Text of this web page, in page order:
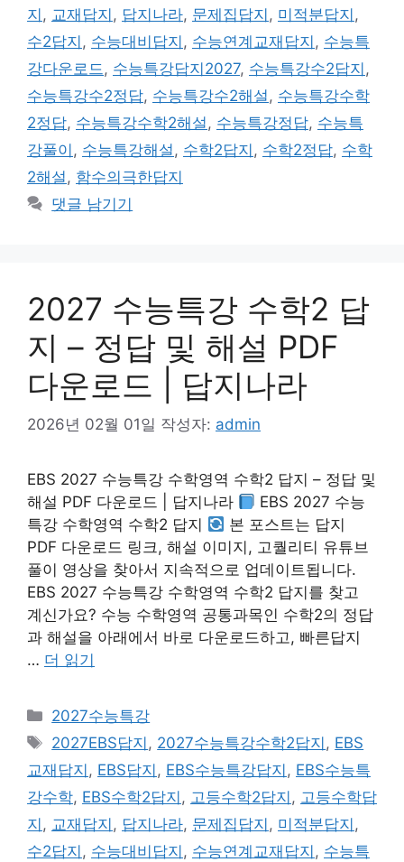
지 , 교재답지 , 답지나라, 문제집답지 , 미적분답지 ,
수2답지 , 수능대비답지 , 수능연계교재답지 , 수능특
강다운로드 , 수능특강답지2027, 수능특강수2답지 ,
수능특강수2정답, 수능특강수2해설 , 수능특강수학
2정답, 수능특강수학2해설 , 수능특강정답, 수능특
강풀이 , 수능특강해설 , 수학2답지 , 수학2정답, 수학
2해설 , 함수의극한답지
댓글 남기기
2027 수능특강 수학2 답
지 – 정답 및 해설 PDF
다운로드 | 답지나라
2026년 02월 01일 작성자: admin
EBS 2027 수능특강 수학영역 수학2 답지 – 정답 및
해설 PDF 다운로드 | 답지나라
EBS 2027 수능
특강 수학영역 수학2 답지
본 포스트는 답지
PDF 다운로드 링크, 해설 이미지, 고퀄리티 유튜브
풀이 영상을 찾아서 지속적으로 업데이트됩니다.
EBS 2027 수능특강 수학영역 수학2 답지를 찾고
계신가요? 수능 수학영역 공통과목인 수학2의 정답
과 해설을 아래에서 바로 다운로드하고, 빠른답지
… 더 읽기
카
테
리
2027수능특강
태
그
2027EBS답지 , 2027수능특강수학2답지 , EBS
교재답지 , EBS답지 , EBS수능특강답지 , EBS수능특
강수학, EBS수학2답지 , 고등수학2답지 , 고등수학답
지 , 교재답지 , 답지나라, 문제집답지 , 미적분답지 ,
수2답지 , 수능대비답지 , 수능연계교재답지 , 수능특